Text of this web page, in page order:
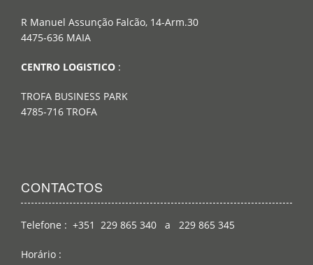
R Manuel Assunção Falcão, 14-Arm.30
4475-636 MAIA
CENTRO LOGISTICO :
TROFA BUSINESS PARK
4785-716 TROFA
CONTACTOS
Telefone : +351 229 865 340 a 229 865 345
Horário :